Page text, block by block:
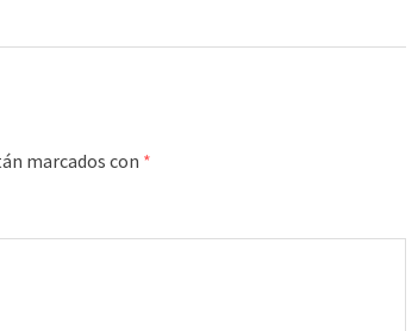
marcados con *